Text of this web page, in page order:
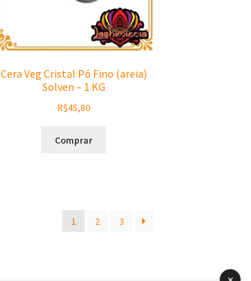
Cera Veg Cristal Pó Fino (areia)
Solven – 1 KG
R$45,80
Comprar
1 2 3